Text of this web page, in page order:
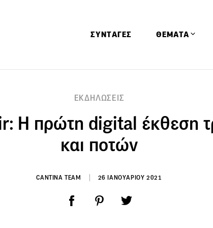
ΣΥΝΤΑΓΕΣ ΘΕΜΑΤΑ
Ειδήσεις
ΕΚΔΗΛΩΣΕΙΣ
Η πρώτη digital έκθεση
και ποτών
CANTINA TEAM 26 ΙΑΝΟΥΑΡΙΟΥ 2021